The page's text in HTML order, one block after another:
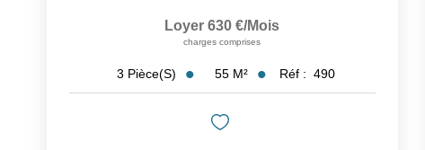
Loyer 630 €/mois
charges comprises
3 Pièce(s) 55 M² Réf : 490